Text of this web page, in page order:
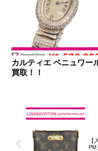
カルティエ ベニュワー
買取！！
【
PM